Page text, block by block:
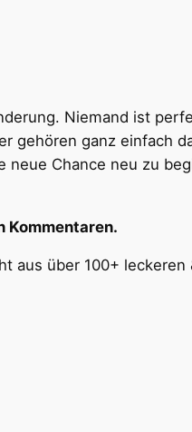
Niemand ist
gehören ganz einfach
Chance neu zu
Kommentaren.
aus über 100+